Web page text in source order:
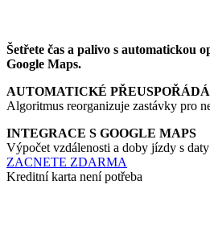
Šetřete čas a palivo s automatickou
Google Maps.
AUTOMATICKÉ
Algoritmus reorganizuje zastávky pro
INTEGRACE S GOOGLE MAPS
Výpočet vzdálenosti a doby jízdy s
ZACNETE ZDARMA
Kreditní karta není potřeba